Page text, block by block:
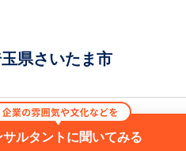
県さいたま市
サルタントに聞いてみる